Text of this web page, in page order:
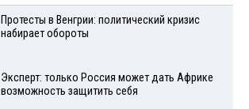
Протесты в Венгрии: политический кризис
набирает обороты
Эксперт: только Россия может дать Африке
возможность защитить себя